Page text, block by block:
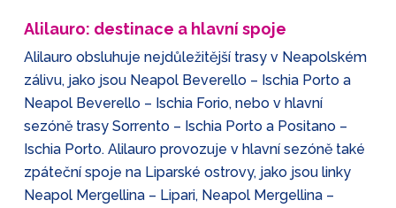
Alilauro: destinace a hlavní spoje
Alilauro obsluhuje nejdůležitější trasy v Neapolském
zálivu, jako jsou Neapol Beverello – Ischia Porto a
Neapol Beverello – Ischia Forio, nebo v hlavní
sezóně trasy Sorrento – Ischia Porto a Positano –
Ischia Porto. Alilauro provozuje v hlavní sezóně také
zpáteční spoje na Liparské ostrovy, jako jsou linky
Neapol Mergellina – Lipari, Neapol Mergellina –